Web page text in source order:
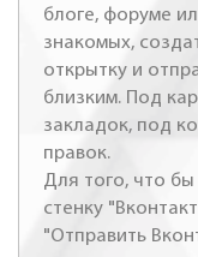
блоге, форуме
знакомых,
открытку и
близким. Под
закладок, под
правок.
Для того, что бы
стенку
"Отправить